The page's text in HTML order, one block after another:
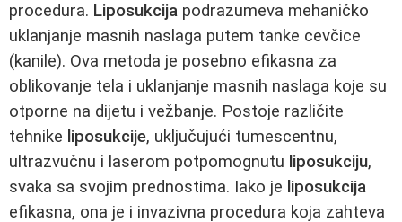
procedura. Liposukcija podrazumeva mehaničko
uklanjanje masnih naslaga putem tanke cevčice
(kanile). Ova metoda je posebno efikasna za
oblikovanje tela i uklanjanje masnih naslaga koje su
otporne na dijetu i vežbanje. Postoje različite
tehnike liposukcije, uključujući tumescentnu,
ultrazvučnu i laserom potpomognutu liposukciju,
svaka sa svojim prednostima. Iako je liposukcija
efikasna, ona je i invazivna procedura koja zahteva